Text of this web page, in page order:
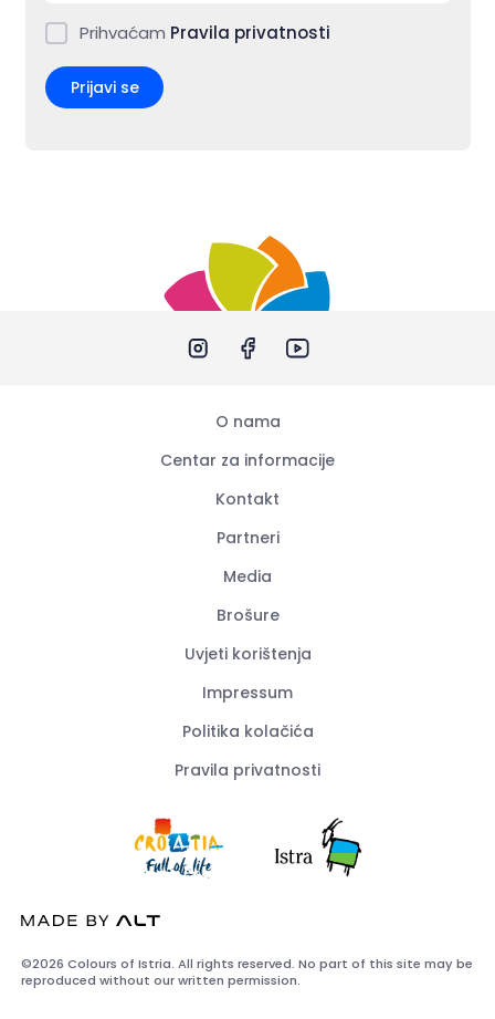
Prihvaćam Pravila privatnosti
Prijavi se
O nama
Centar za informacije
Kontakt
Partneri
Media
Brošure
Uvjeti korištenja
Impressum
Politika kolačića
Pravila privatnosti
©2026 Colours of Istria. All rights reserved. No part of this site may be
reproduced without our written permission.